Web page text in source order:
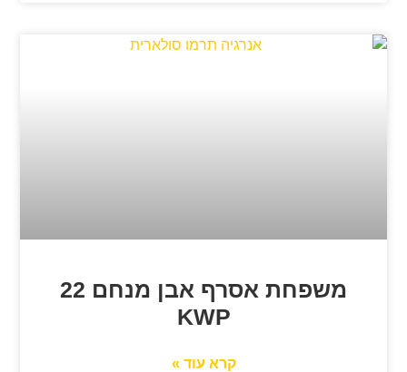
משפחת אסרף אבן מנחם 22
KWP
קרא עוד »